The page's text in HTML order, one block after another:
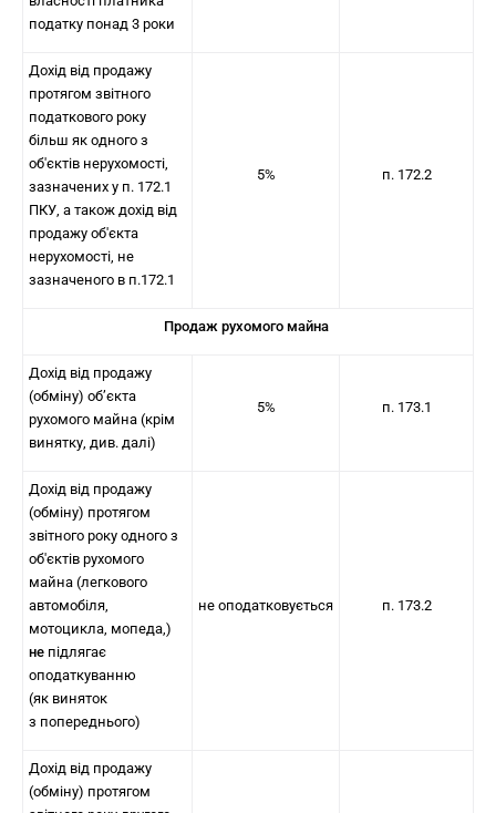
податку понад 3 роки
Дохід від продажу
протягом звітного
податкового року
більш як одного з
об'єктів нерухомості,
зазначених у п. 172.1
ПКУ, а також дохід від
продажу об'єкта
нерухомості, не
зазначеного в п.172.1
5% п. 172.2
Продаж рухомого майна
Дохід від продажу
(обміну) об’єкта
рухомого майна (крім
винятку, див. далі)
5% п. 173.1
Дохід від продажу
(обміну) протягом
звітного року одного з
об'єктів рухомого
майна (легкового
автомобіля,
мотоцикла, мопеда,)
не підлягає
оподаткуванню
(як виняток
з попереднього)
не оподатковується п. 173.2
Дохід від продажу
(обміну) протягом